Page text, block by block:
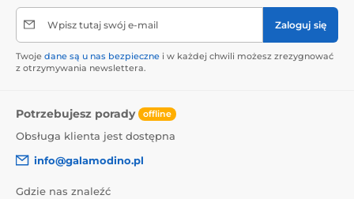
Wpisz tutaj swój e-mail Zaloguj się
Twoje dane są u nas bezpieczne i w każdej chwili możesz zrezygnować
z otrzymywania newslettera.
Potrzebujesz porady offline
Obsługa klienta jest dostępna
info@galamodino.pl
Gdzie nas znaleźć